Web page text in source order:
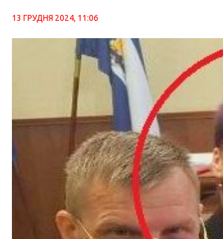
13 ГРУДНЯ 2024, 11:06